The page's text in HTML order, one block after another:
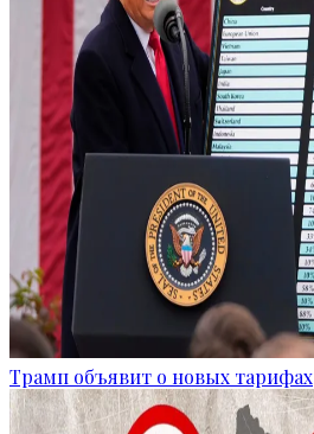
Трамп объявит о новых тарифах